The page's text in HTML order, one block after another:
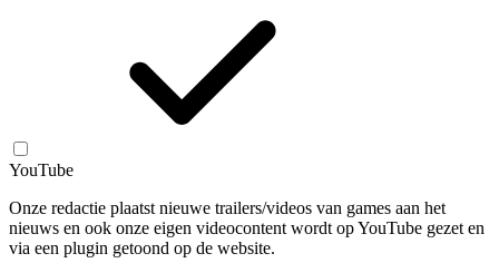
YouTube
Onze redactie plaatst nieuwe trailers/videos van games aan het
nieuws en ook onze eigen videocontent wordt op YouTube gezet en
via een plugin getoond op de website.